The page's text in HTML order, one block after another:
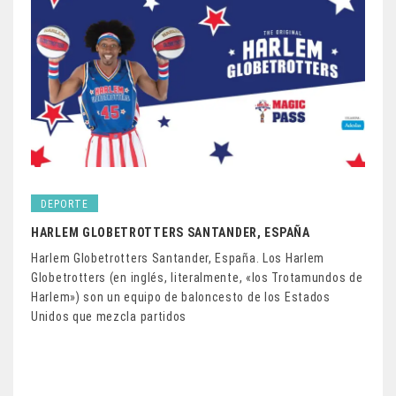
DEPORTE
HARLEM GLOBETROTTERS SANTANDER, ESPAÑA
Harlem Globetrotters Santander, España. Los Harlem
Globetrotters (en inglés, literalmente, «los Trotamundos de
Harlem») son un equipo de baloncesto de los Estados
Unidos que mezcla partidos